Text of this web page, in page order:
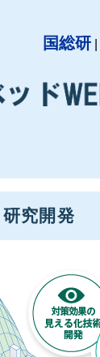
国総研
研究開発